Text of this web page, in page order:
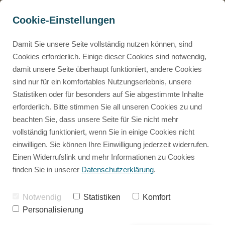
Neuste Beiträge
Human Design
Mammalian Design
Rückblicke
Mammalian Design
0€ Mammalian Design Masterclass
0€ Tierchart Rechner
Kostenlose Tierchart erstellen
Animal Code
Das 1:1 wo wir individuell auf deine Fellnase eingehen.
12 von 12: August 2024
Cookie-Einstellungen
Damit Sie unsere Seite vollständig nutzen können, sind
Cookies erforderlich. Einige dieser Cookies sind notwendig,
damit unsere Seite überhaupt funktioniert, andere Cookies
sind nur für ein komfortables Nutzungserlebnis, unsere
Statistiken oder für besonders auf Sie abgestimmte Inhalte
erforderlich. Bitte stimmen Sie all unseren Cookies zu und
beachten Sie, dass unsere Seite für Sie nicht mehr
vollständig funktioniert, wenn Sie in einige Cookies nicht
einwilligen. Sie können Ihre Einwilligung jederzeit widerrufen.
Einen Widerrufslink und mehr Informationen zu Cookies
finden Sie in unserer Datenschutzerklärung.
Notwendig Statistiken
Komfort
Personalisierung